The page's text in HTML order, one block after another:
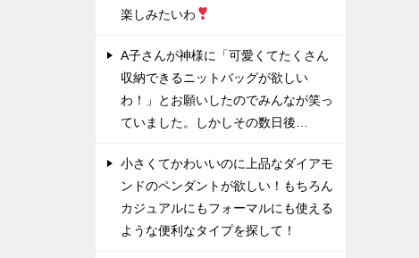
楽しみたいわ
A子さんが神様に「可愛くてたくさん
収納できるニットバッグが欲しい
わ！」とお願いしたのでみんなが笑っ
ていました。しかしその数日後…
小さくてかわいいのに上品なダイアモ
ンドのペンダントが欲しい！もちろん
カジュアルにもフォーマルにも使える
ような便利なタイプを探して！